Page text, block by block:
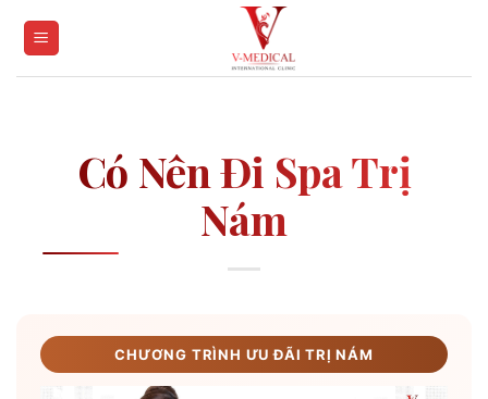
Có Nên Đi Spa Trị
Nám
CHƯƠNG TRÌNH ƯU ĐÃI TRỊ NÁM